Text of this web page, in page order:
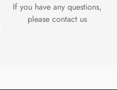
If you have any questions,
please contact us